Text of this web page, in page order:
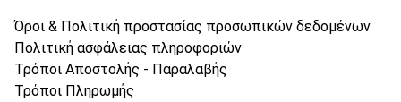
Όροι & Πολιτική προστασίας προσωπικών δεδομένων
Πολιτική ασφάλειας πληροφοριών
Τρόποι Αποστολής - Παραλαβής
Τρόποι Πληρωμής